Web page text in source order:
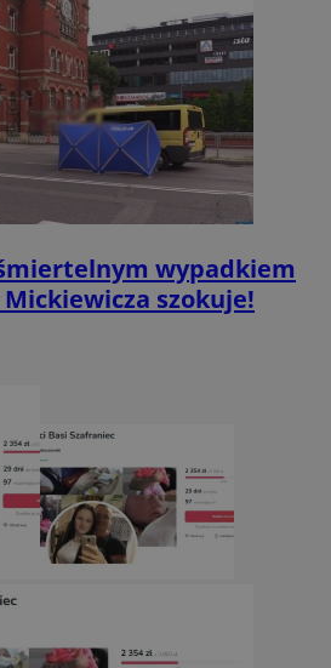
wypadkiem
szokuje!